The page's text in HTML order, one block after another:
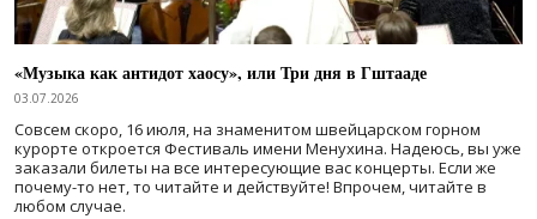
«Музыка как антидот хаосу», или Три дня в Гштааде
03.07.2026
Совсем скоро, 16 июля, на знаменитом швейцарском горном
курорте откроется Фестиваль имени Менухина. Надеюсь, вы уже
заказали билеты на все интересующие вас концерты. Если же
почему-то нет, то читайте и действуйте! Впрочем, читайте в
любом случае.